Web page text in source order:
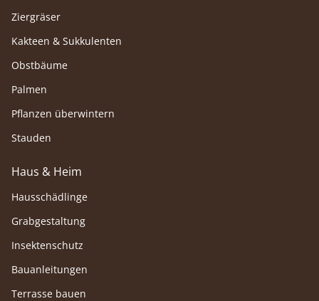
Ziergräser
Kakteen & Sukkulenten
Obstbäume
Palmen
Pflanzen überwintern
Stauden
Haus & Heim
Hausschädlinge
Grabgestaltung
Insektenschutz
Bauanleitungen
Terrasse bauen